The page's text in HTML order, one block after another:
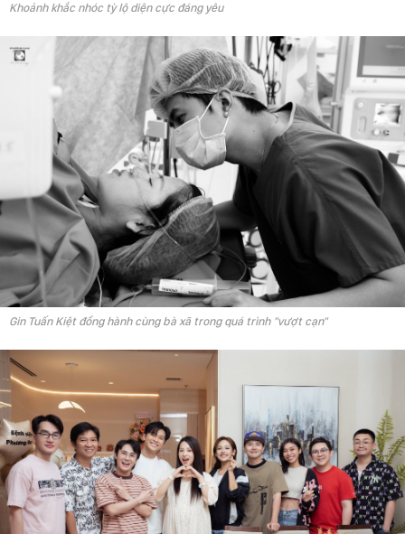
Khoảnh khắc nhóc tỳ lộ diện cực đáng yêu
Gin Tuấn Kiệt đồng hành cùng bà xã trong quá trình "vượt cạn"